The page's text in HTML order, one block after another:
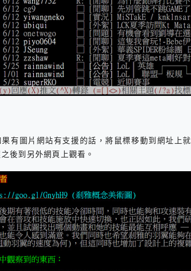
有圖片網站有支援的話，將鼠標移動到網址上
後到另外網頁上觀看。